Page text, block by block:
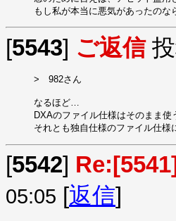
もし私が本当に悪気があったの
[5543] ご返信投
>　982さん
なるほど…
DXAのファイル仕様はそのまま使
それとも独自仕様のファイル仕
[5542]
05:05 [返信]